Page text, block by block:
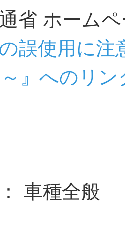
省 ホームペ
の誤使用に
』へのリ
車種全般